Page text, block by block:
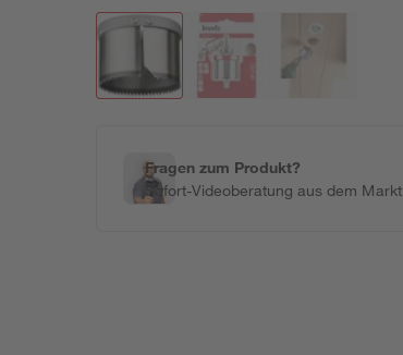
Fragen zum Produkt?
Sofort-Videoberatung aus dem Markt